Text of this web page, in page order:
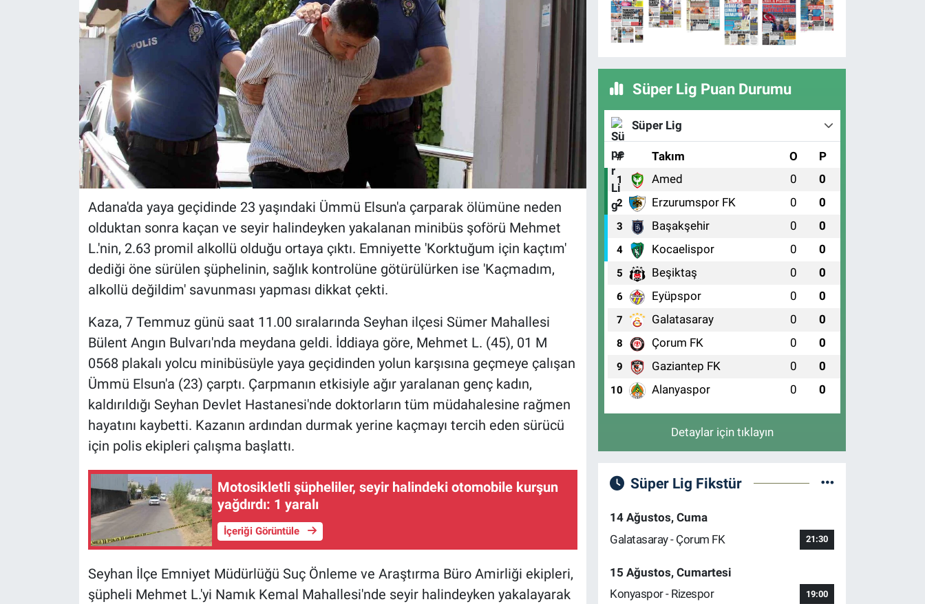
Adana'da yaya geçidinde 23 yaşındaki Ümmü Elsun'a çarparak ölümüne neden
olduktan sonra kaçan ve seyir halindeyken yakalanan minibüs şoförü Mehmet
L.'nin, 2.63 promil alkollü olduğu ortaya çıktı. Emniyette 'Korktuğum için kaçtım'
dediği öne sürülen şüphelinin, sağlık kontrolüne götürülürken ise 'Kaçmadım,
alkollü değildim' savunması yapması dikkat çekti.
Kaza, 7 Temmuz günü saat 11.00 sıralarında Seyhan ilçesi Sümer Mahallesi
Bülent Angın Bulvarı'nda meydana geldi. İddiaya göre, Mehmet L. (45), 01 M
0568 plakalı yolcu minibüsüyle yaya geçidinden yolun karşısına geçmeye çalışan
Ümmü Elsun'a (23) çarptı. Çarpmanın etkisiyle ağır yaralanan genç kadın,
kaldırıldığı Seyhan Devlet Hastanesi'nde doktorların tüm müdahalesine rağmen
hayatını kaybetti. Kazanın ardından durmak yerine kaçmayı tercih eden sürücü
için polis ekipleri çalışma başlattı.
Motosikletli şüpheliler, seyir halindeki otomobile kurşun
yağdırdı: 1 yaralı
İçeriği Görüntüle
Seyhan İlçe Emniyet Müdürlüğü Suç Önleme ve Araştırma Büro Amirliği ekipleri,
şüpheli Mehmet L.'yi Namık Kemal Mahallesi'nde seyir halindeyken yakalayarak
Süper Lig Puan Durumu
Süper Lig
# Takım O P
1 Amed 0 0
2 Erzurumspor FK 0 0
3 Başakşehir 0 0
4 Kocaelispor 0 0
5 Beşiktaş 0 0
6 Eyüpspor 0 0
7 Galatasaray 0 0
8 Çorum FK 0 0
9 Gaziantep FK 0 0
10 Alanyaspor 0 0
Detaylar için tıklayın
Süper Lig Fikstür
14 Ağustos, Cuma
Galatasaray - Çorum FK
21:30
15 Ağustos, Cumartesi
Konyaspor - Rizespor
19:00